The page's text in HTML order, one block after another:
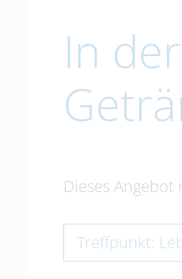
In
Dieses
Treffpunkt: